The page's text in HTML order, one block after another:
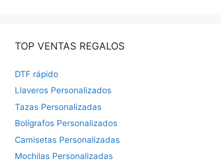
TOP VENTAS REGALOS
DTF rápido
Llaveros Personalizados
Tazas Personalizadas
Bolígrafos Personalizados
Camisetas Personalizadas
Mochilas Personalizadas